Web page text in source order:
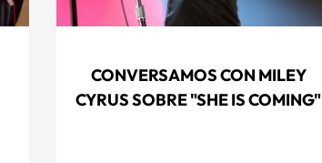
CONVERSAMOS CON MILEY
CYRUS SOBRE "SHE IS COMING"